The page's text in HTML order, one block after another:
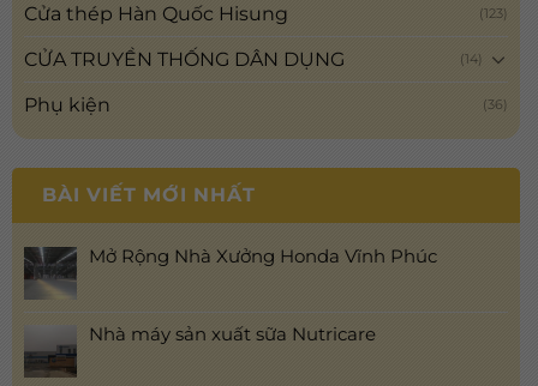
Cửa thép Hàn Quốc Hisung (123)
CỬA TRUYỀN THỐNG DÂN DỤNG (14)
Phụ kiện (36)
BÀI VIẾT MỚI NHẤT
Mở Rộng Nhà Xưởng Honda Vĩnh Phúc
Nhà máy sản xuất sữa Nutricare